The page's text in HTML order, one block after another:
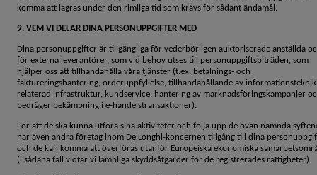
komma att lagras under den rimliga tid som krävs för sådant ändamål.
9. VEM VI DELAR DINA PERSONUPPGIFTER MED
Dina personuppgifter är tillgängliga för vederbörligen auktoriserade anställda
för externa leverantörer, som vid behov utses till personuppgiftsbiträden, som
hjälper oss att tillhandahålla våra tjänster (t.ex. betalnings- och
faktureringshantering, orderuppfyllelse, tillhandahållande av
relaterad infrastruktur, kundservice, hantering av marknadsföringskampanjer
bedrägeribekämpning i e-handelstransaktioner).
För att de ska kunna utföra sina aktiviteter och följa upp de ovan nämnda
har även andra företag inom De'Longhi-koncernen tillgång till dina
och de kan komma att överföras utanför Europeiska ekonomiska
(i sådana fall vidtar vi lämpliga skyddsåtgärder för de registrerades rättigheter).